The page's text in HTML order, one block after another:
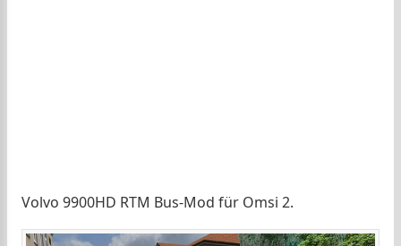
Volvo 9900HD RTM Bus-Mod für Omsi 2.